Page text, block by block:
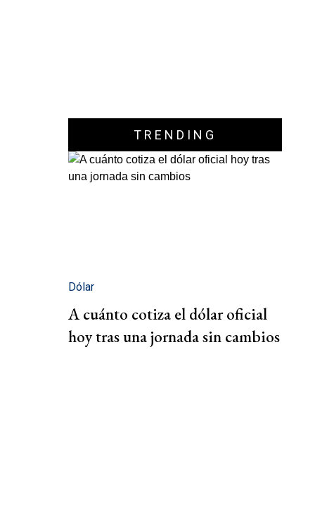
TRENDING
Dólar
A cuánto cotiza el dólar oficial
hoy tras una jornada sin cambios